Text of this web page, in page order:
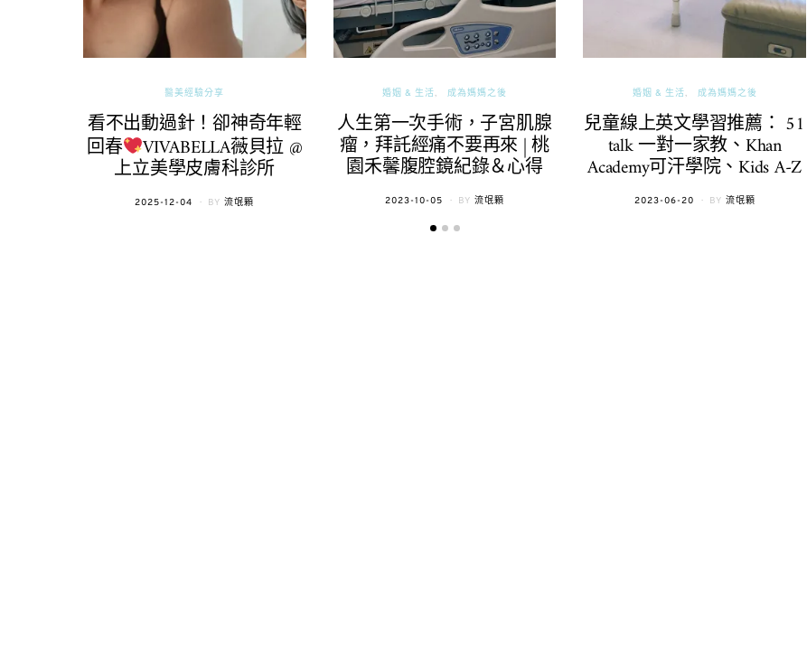
醫美經驗分享
看不出動過針！卻神奇年輕
回春 VIVABELLA薇貝拉 @
上立美學皮膚科診所
POSTED
2025-12-04 BY 流氓顆
婚姻 & 生活 成為媽媽之後
人生第一次手術，子宮肌腺
瘤，拜託經痛不要再來 | 桃
園禾馨腹腔鏡紀錄＆心得
POSTED
2023-10-05 BY 流氓顆
婚姻 & 生活 成為媽媽之後
兒童線上英文學習推薦： 51
talk 一對一家教、Khan
Academy可汗學院、Kids A-Z
POSTED
2023-06-20 BY 流氓顆